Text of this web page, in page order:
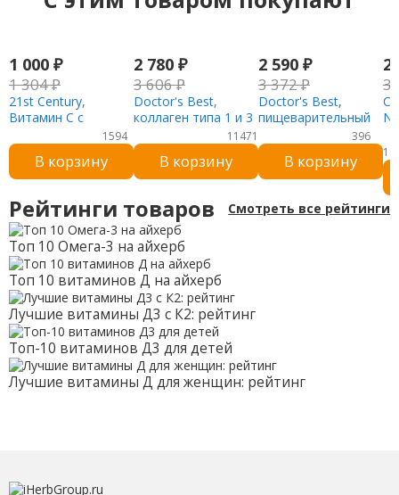
1 000 ₽
1 304₽
21st Century,
Витамин С с
шиповника, 500 мг,
110 таблеток
1594
В корзину
2 780 ₽
3 606₽
Doctor's Best,
коллаген типа 1 и 3
витамином C, 1000
мг, 180 таблеток
11471
В корзину
2 590 ₽
3 372₽
Doctor's Best,
пищеварительный
Howaru, 20 млрд
КОЕ, 30
вегетарианских
396
В корзину
2
3
Рейтинги товаров Смотреть все рейтинги
Топ 10 Омега-3 на айхерб
Топ 10 витаминов Д на айхерб
Лучшие витамины Д3 с К2: рейтинг
Топ-10 витаминов Д3 для детей
Лучшие витамины Д для женщин: рейтинг